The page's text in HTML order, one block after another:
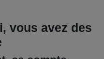
vous avez des